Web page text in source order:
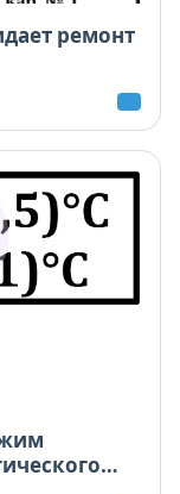
ремонт